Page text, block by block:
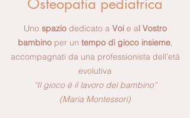
Osteopatia pediatrica
Unospaziodedicato a Voi e al Vostro
bambinoper un tempo di gioco insieme,
accompagnati da una professionista dell’età
evolutiva
“Il gioco è il lavoro del bambino”
(Maria Montessori)